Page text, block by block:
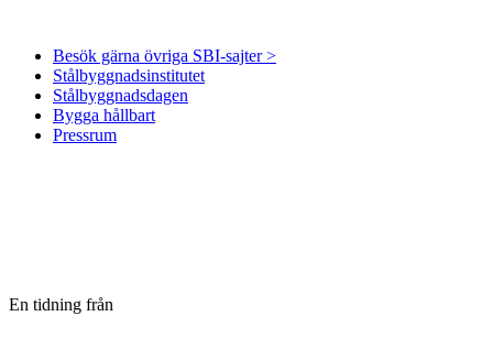
Besök gärna övriga SBI-sajter >
Stålbyggnadsinstitutet
Stålbyggnadsdagen
Bygga hållbart
Pressrum
En tidning från